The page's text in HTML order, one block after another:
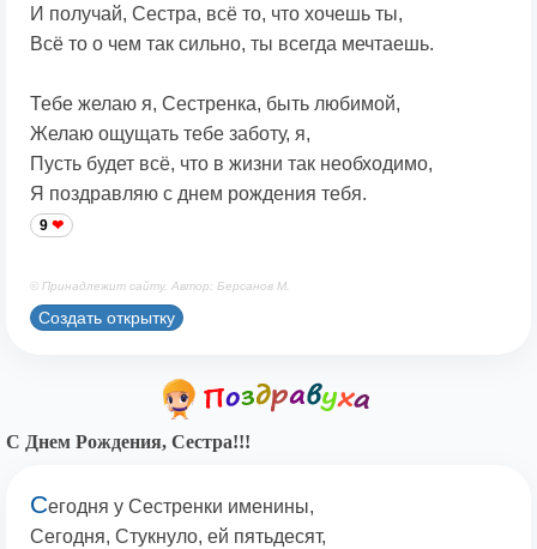
И получай, Сестра, всё то, что хочешь ты,
Всё то о чем так сильно, ты всегда мечтаешь.
Тебе желаю я, Сестренка, быть любимой,
Желаю ощущать тебе заботу, я,
Пусть будет всё, что в жизни так необходимо,
Я поздравляю с днем рождения тебя.
9
© Принадлежит сайту. Автор: Берсанов М.
Создать открытку
С Днем Рождения, Сестра!!!
Сегодня у Сестренки именины,
Сегодня, Стукнуло, ей пятьдесят,